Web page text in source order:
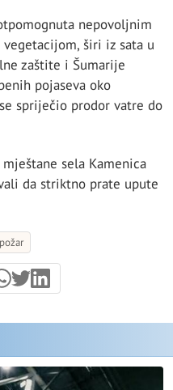
nepovoljnim
širi iz sata u
zaštite i Šumarije
pojaseva oko
spriječio prodor vatre do
sela Kamenica
da striktno prate upute
požar